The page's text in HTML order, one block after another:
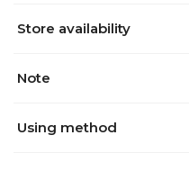
Store availability
Note
Using method